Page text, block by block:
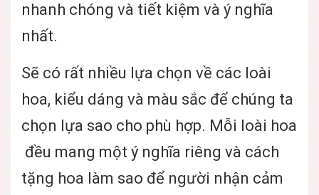
nhanh chóng và tiết kiệm và ý nghĩa
nhất.
Sẽ có rất nhiều lựa chọn về các loài
hoa, kiểu dáng và màu sắc để chúng ta
chọn lựa sao cho phù hợp. Mỗi loài hoa
đều mang một ý nghĩa riêng và cách
tặng hoa làm sao để người nhận cảm